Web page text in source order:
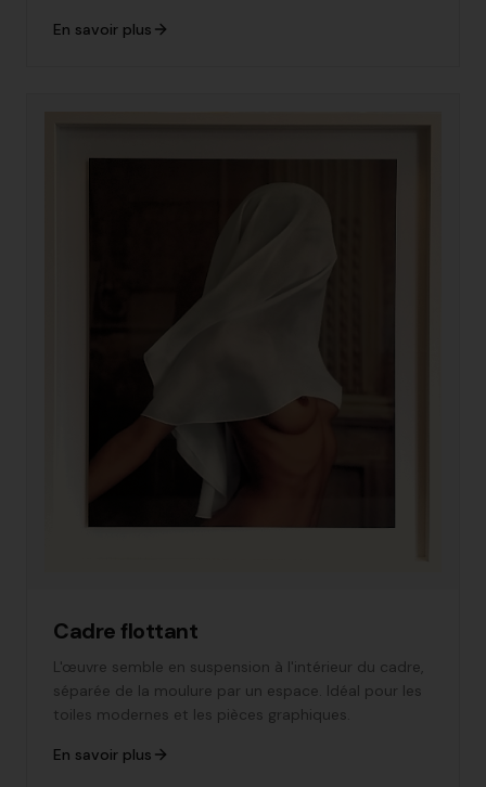
En savoir plus
Cadre flottant
L'œuvre semble en suspension à l'intérieur du cadre,
séparée de la moulure par un espace. Idéal pour les
toiles modernes et les pièces graphiques.
En savoir plus